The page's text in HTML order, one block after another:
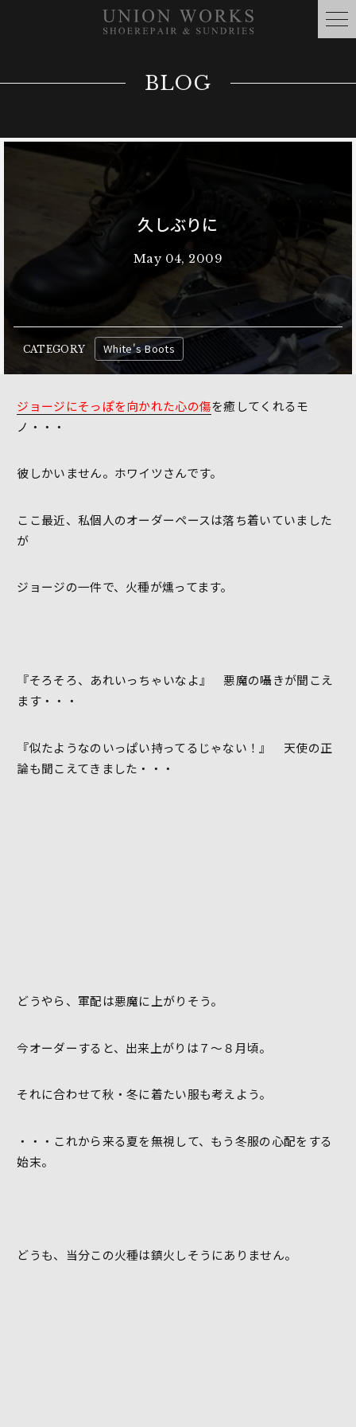
BLOG
久しぶりに
May 04, 2009
CATEGORY White's Boots
ジョージにそっぽを向かれた心の傷を癒してくれるモ
ノ・・・
彼しかいません。ホワイツさんです。
ここ最近、私個人のオーダーペースは落ち着いていました
が
ジョージの一件で、火種が燻ってます。
『そろそろ、あれいっちゃいなよ』 悪魔の囁きが聞こえ
ます・・・
『似たようなのいっぱい持ってるじゃない！』 天使の正
論も聞こえてきました・・・
どうやら、軍配は悪魔に上がりそう。
今オーダーすると、出来上がりは７～８月頃。
それに合わせて秋・冬に着たい服も考えよう。
・・・これから来る夏を無視して、もう冬服の心配をする
始末。
どうも、当分この火種は鎮火しそうにありません。